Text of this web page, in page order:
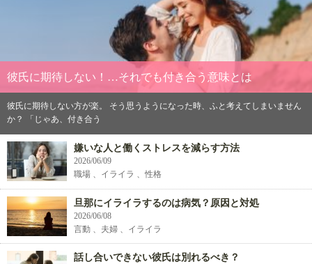
彼氏に期待しない！…それでも付き合う意味とは
彼氏に期待しない方が楽。 そう思うようになった時、ふと考えてしまいません
か？ 「じゃあ、付き合う
嫌いな人と働くストレスを減らす方法
2026/06/09
職場 、イライラ 、性格
旦那にイライラするのは病気？原因と対処
2026/06/08
言動 、夫婦 、イライラ
話し合いできない彼氏は別れるべき？